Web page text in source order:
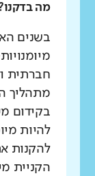
מה
בשנים
חברתית
מתהליך
בקידום
להיות
להקנות
הקניית